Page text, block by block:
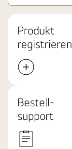
Produkt
registrieren
Bestell-
support